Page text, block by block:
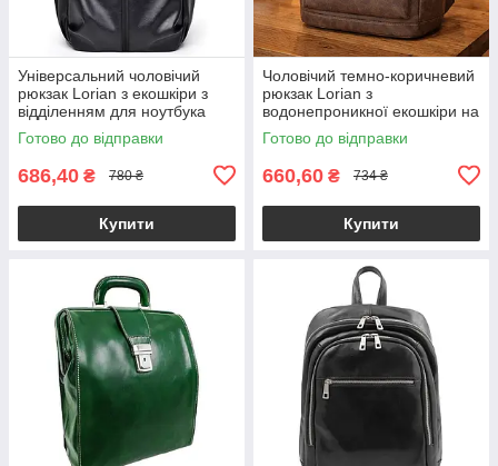
Універсальний чоловічий
рюкзак Lorian з екошкіри з
відділенням для ноутбука
водонепроникний чорний LR
4328 BK
Готово до відправки
686,40 ₴ 780 ₴
Купити
Чоловічий темно-коричневий
рюкзак Lorian з
водонепроникної екошкіри на
регульованих лямках LR
4128 BND
Готово до відправки
660,60 ₴ 734 ₴
Купити